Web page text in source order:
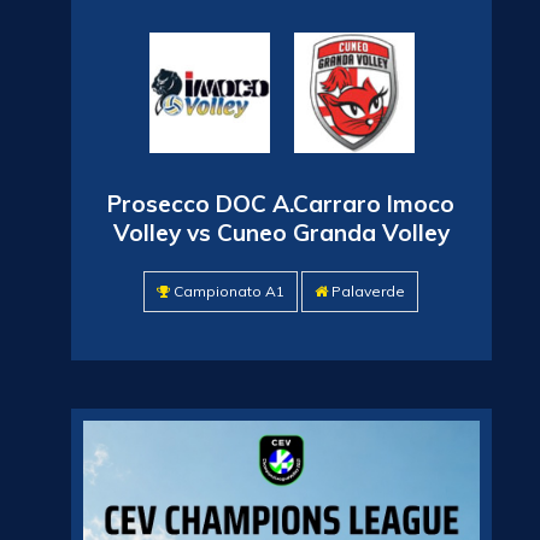
Prosecco DOC A.Carraro Imoco
Volley vs Cuneo Granda Volley
Campionato A1 Palaverde